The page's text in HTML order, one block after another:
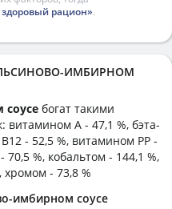
рацион».
ИМБИРНОМ
богат такими
А - 47,1 %, бэта-
- 52,5 %, витамином PP -
%, кобальтом - 144,1 %,
хромом - 73,8 %
имбирном соусе